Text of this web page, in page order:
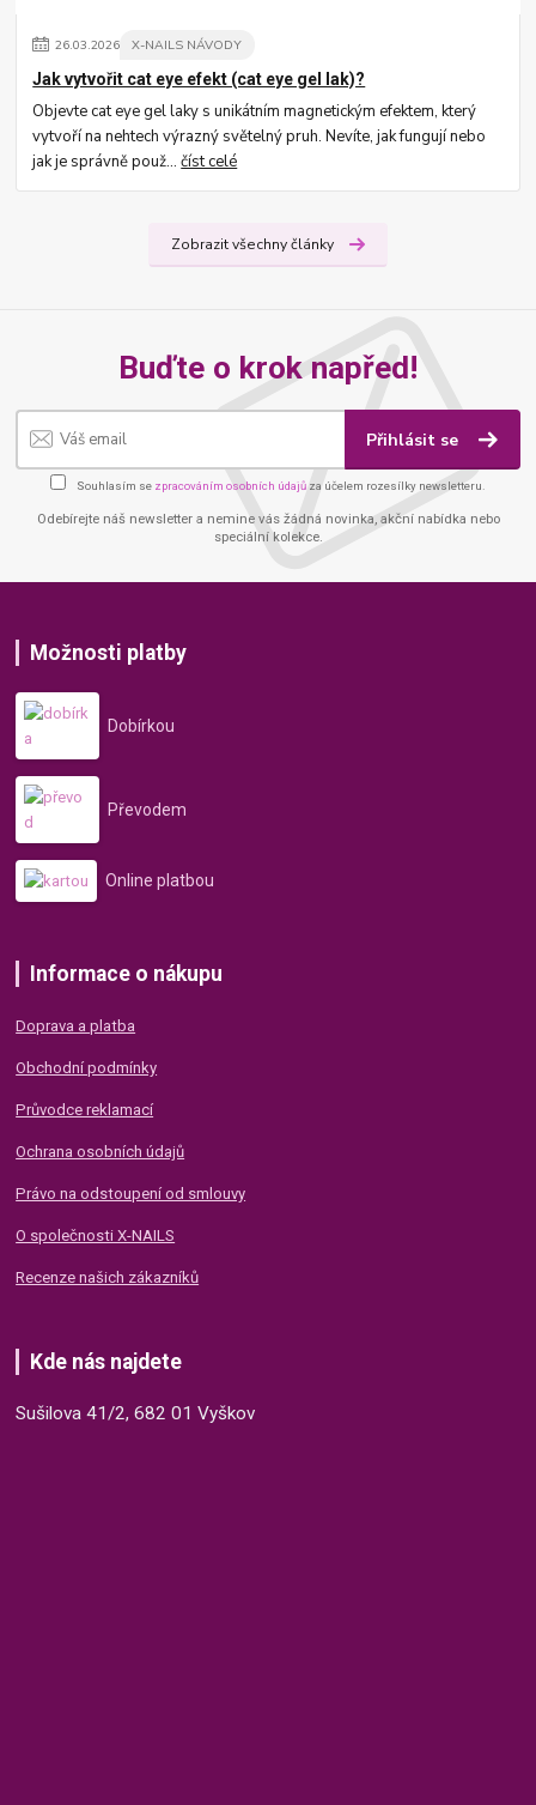
26.03.2026 X-NAILS NÁVODY
Jak vytvořit cat eye efekt (cat eye gel lak)?
Objevte cat eye gel laky s unikátním magnetickým efektem, který
vytvoří na nehtech výrazný světelný pruh. Nevíte, jak fungují nebo
jak je správně použ...číst celé
Zobrazit všechny články
Buďte o krok napřed!
Přihlásit se
Souhlasím se zpracováním osobních údajů za účelem rozesílky newsletteru.
Odebírejte náš newsletter a nemine vás žádná novinka, akční nabídka nebo
speciální kolekce.
Možnosti platby
Dobírkou
Převodem
Online platbou
Informace o nákupu
Doprava a platba
Obchodní podmínky
Průvodce reklamací
Ochrana osobních údajů
Právo na odstoupení od smlouvy
O společnosti X-NAILS
Recenze našich zákazníků
Kde nás najdete
Sušilova 41/2, 682 01 Vyškov